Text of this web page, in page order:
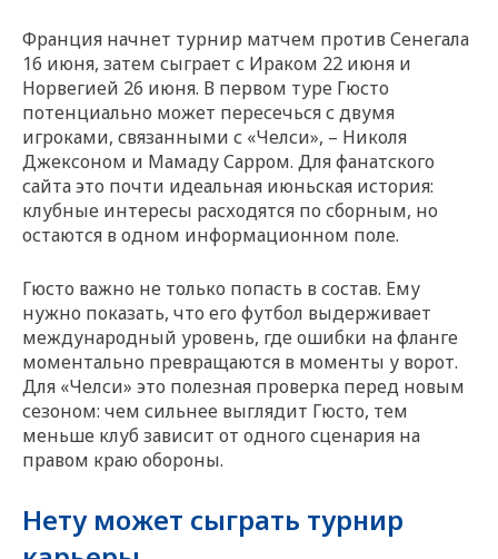
Франция начнет турнир матчем против Сенегала
16 июня, затем сыграет с Ираком 22 июня и
Норвегией 26 июня. В первом туре Гюсто
потенциально может пересечься с двумя
игроками, связанными с «Челси», – Николя
Джексоном и Мамаду Сарром. Для фанатского
сайта это почти идеальная июньская история:
клубные интересы расходятся по сборным, но
остаются в одном информационном поле.
Гюсто важно не только попасть в состав. Ему
нужно показать, что его футбол выдерживает
международный уровень, где ошибки на фланге
моментально превращаются в моменты у ворот.
Для «Челси» это полезная проверка перед новым
сезоном: чем сильнее выглядит Гюсто, тем
меньше клуб зависит от одного сценария на
правом краю обороны.
Нету может сыграть турнир